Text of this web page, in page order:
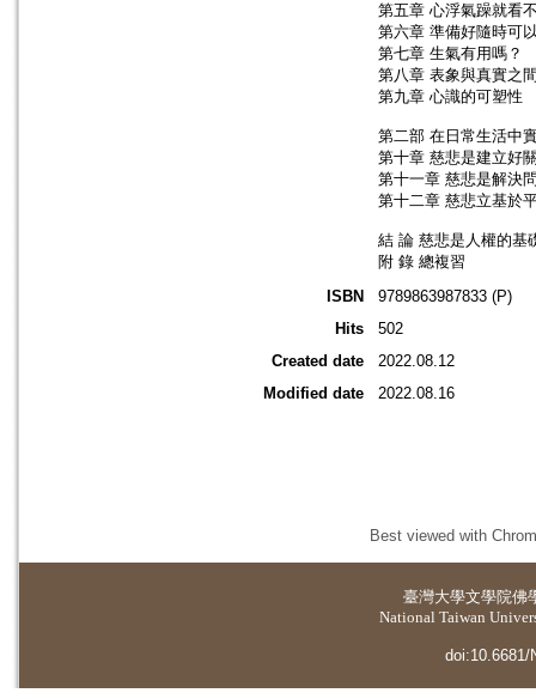
第五章 心浮氣躁就看
第六章 準備好隨時可
第七章 生氣有用嗎？
第八章 表象與真實之
第九章 心識的可塑性
第二部 在日常生活中
第十章 慈悲是建立好
第十一章 慈悲是解決
第十二章 慈悲立基於
結 論 慈悲是人權的基
附 錄 總複習
ISBN
9789863987833 (P)
Hits
502
Created date
2022.08.12
Modified date
2022.08.16
Best viewed with
臺灣大學文學院佛
National Taiwan
doi:10.6681/